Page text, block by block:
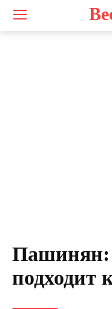
Пашинян:
подходит